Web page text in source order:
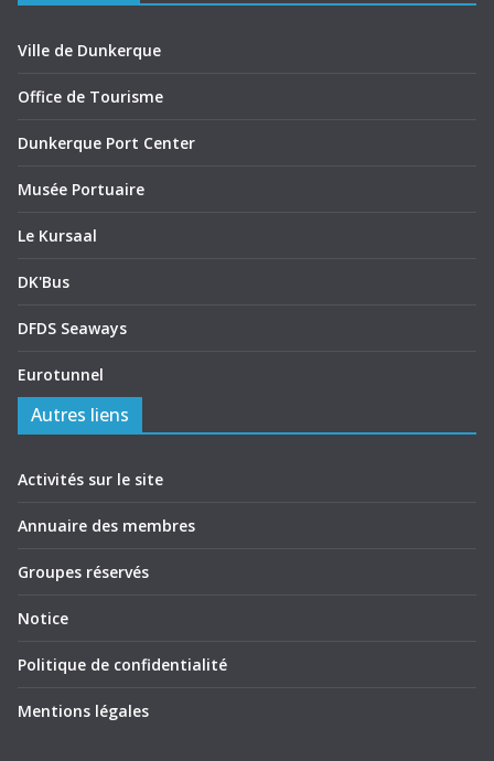
Ville de Dunkerque
Office de Tourisme
Dunkerque Port Center
Musée Portuaire
Le Kursaal
DK'Bus
DFDS Seaways
Eurotunnel
Autres liens
Activités sur le site
Annuaire des membres
Groupes réservés
Notice
Politique de confidentialité
Mentions légales